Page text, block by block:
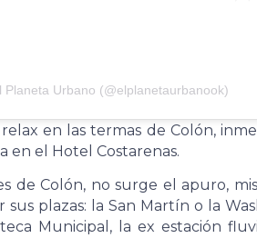
Urbano (@elplanetaurbanook)
en las termas de Colón,
en el Hotel Costarenas.
de Colón, no surge el apuro,
plazas: la San Martín o la
Municipal, la ex estación